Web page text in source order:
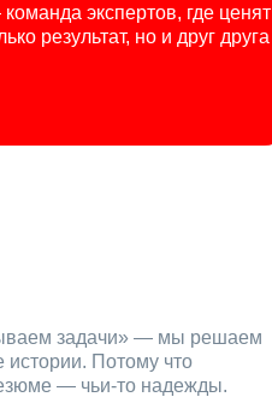
экспертов, где ценят
результат, но и друг друга
задачи» — мы решаем
истории. Потому что
— чьи‑то надежды.